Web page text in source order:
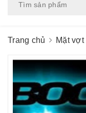
Trang chủ Mặt vợt